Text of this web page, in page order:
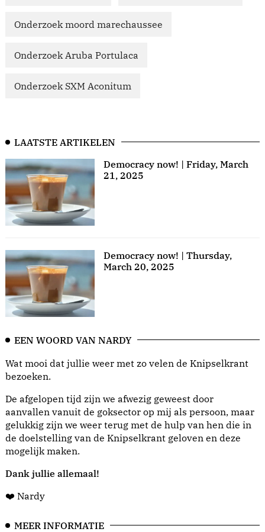
Onderzoek moord marechaussee
Onderzoek Aruba Portulaca
Onderzoek SXM Aconitum
LAATSTE ARTIKELEN
Democracy now! | Friday, March
21, 2025
Democracy now! | Thursday,
March 20, 2025
EEN WOORD VAN NARDY
Wat mooi dat jullie weer met zo velen de Knipselkrant
bezoeken.
De afgelopen tijd zijn we afwezig geweest door
aanvallen vanuit de goksector op mij als persoon, maar
gelukkig zijn we weer terug met de hulp van hen die in
de doelstelling van de Knipselkrant geloven en deze
mogelijk maken.
Dank jullie allemaal!
❤️ Nardy
MEER INFORMATIE